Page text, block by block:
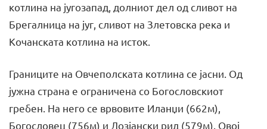
котлина на југозапад, долниот дел од сливот на
Брегалница на југ, сливот на Злетовска река и
Кочанската котлина на исток.
Границите на Овчеполската котлина се јасни. Од
јужна страна е ограничена со Богословскиот
гребен. На него се врвовите Иланџи (662м),
Богословец (756м) и Лозјански рид (579м). Овој